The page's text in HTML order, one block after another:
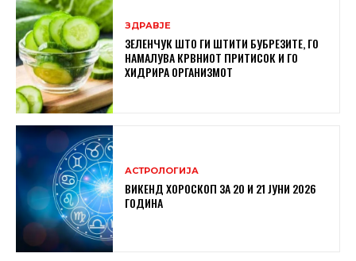
ЗДРАВЈЕ
ЗЕЛЕНЧУК ШТО ГИ ШТИТИ БУБРЕЗИТЕ, ГО
НАМАЛУВА КРВНИОТ ПРИТИСОК И ГО
ХИДРИРА ОРГАНИЗМОТ
АСТРОЛОГИЈА
ВИКЕНД ХОРОСКОП ЗА 20 И 21 ЈУНИ 2026
ГОДИНА